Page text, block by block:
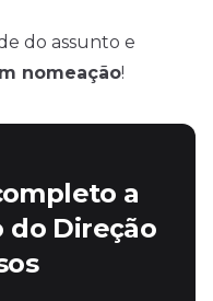
do assunto e
nomeação!
a
Direção